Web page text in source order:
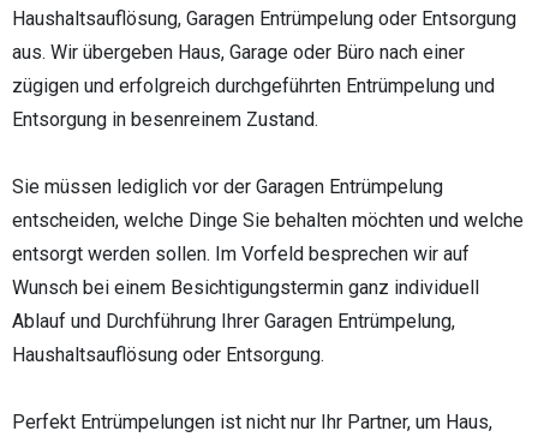
Haushaltsauflösung, Garagen Entrümpelung oder Entsorgung
aus. Wir übergeben Haus, Garage oder Büro nach einer
zügigen und erfolgreich durchgeführten Entrümpelung und
Entsorgung in besenreinem Zustand.
Sie müssen lediglich vor der Garagen Entrümpelung
entscheiden, welche Dinge Sie behalten möchten und welche
entsorgt werden sollen. Im Vorfeld besprechen wir auf
Wunsch bei einem Besichtigungstermin ganz individuell
Ablauf und Durchführung Ihrer Garagen Entrümpelung,
Haushaltsauflösung oder Entsorgung.
Perfekt Entrümpelungen ist nicht nur Ihr Partner, um Haus,